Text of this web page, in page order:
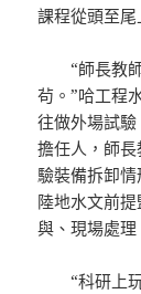
課程從頭至
“師長教
茍。”哈工程
往做外場試
擔任人，師
驗裝備拆卸
陸地水文前
與、現場處理
“科研上